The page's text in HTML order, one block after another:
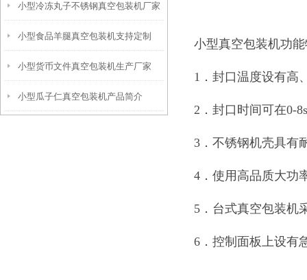
小型冷冻丸子不锈钢真空包装机厂家
小型食品羊腿真空包装机支持定制
小型货币文件真空包装机生产厂家
小型瓜子仁真空包装机产品简介
小型真空包装机功
1．封口温度设有高
2．封口时间可在0-
3．不锈钢机壳具有
4．使用高品质大功
5．台式真空包装机
6．控制面板上设有